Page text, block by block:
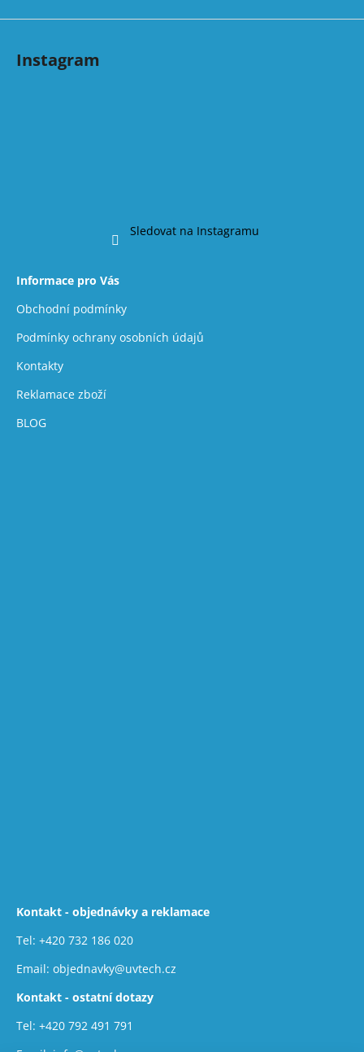
Instagram
Sledovat na Instagramu
Informace pro Vás
Obchodní podmínky
Podmínky ochrany osobních údajů
Kontakty
Reklamace zboží
BLOG
Kontakt - objednávky a reklamace
Tel: +420 732 186 020
Email: objednavky@uvtech.cz
Kontakt - ostatní dotazy
Tel: +420 792 491 791